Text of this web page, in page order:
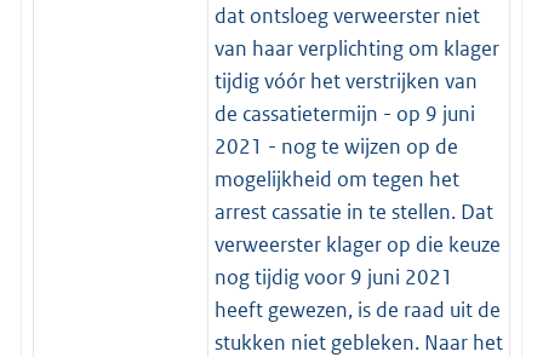
dat ontsloeg verweerster niet
van haar verplichting om klager
tijdig vóór het verstrijken van
de cassatietermijn - op 9 juni
2021 - nog te wijzen op de
mogelijkheid om tegen het
arrest cassatie in te stellen. Dat
verweerster klager op die keuze
nog tijdig voor 9 juni 2021
heeft gewezen, is de raad uit de
stukken niet gebleken. Naar het